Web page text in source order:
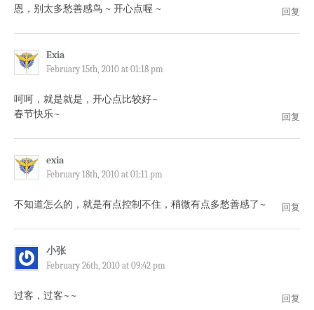
恩，别太多愁善感鸟 ~ 开心点喔 ~ 回复
Exia
February 15th, 2010 at 01:18 pm
呵呵，就是就是，开心点比较好~
春节快乐~
回复
exia
February 18th, 2010 at 01:11 pm
不知道怎么的，就是有点控制不住，稍微有点多愁善感了~ 回复
小张
February 26th, 2010 at 09:42 pm
过客，过客~~ 回复